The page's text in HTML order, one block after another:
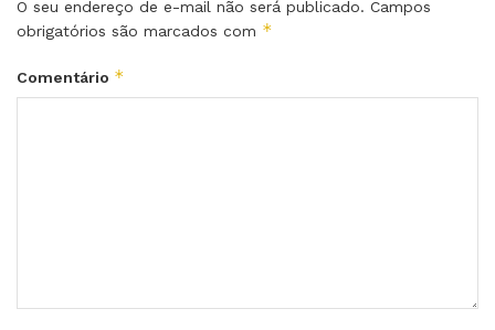
O seu endereço de e-mail não será publicado. Campos
obrigatórios são marcados com *
Comentário *